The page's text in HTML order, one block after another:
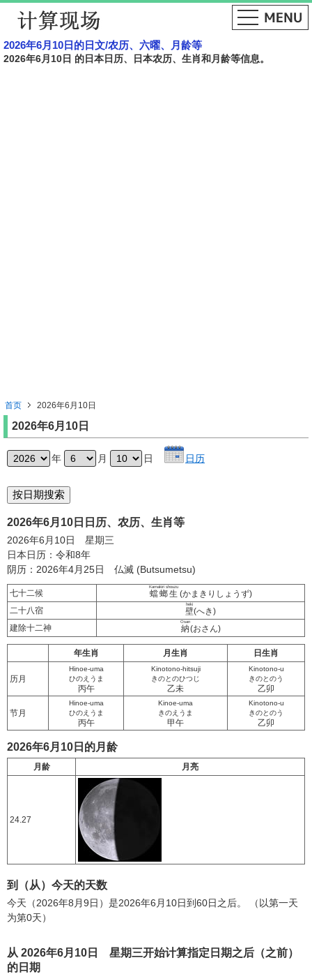
2026年6月10日的日文​​/农历、六曜、月龄等
2026年6月10日 的日本日历、日本农历、生肖和月龄等信息。
首页 2026年6月10日
2026年6月10日
年 月 日 日历
2026年6月10日日历、农历、生肖等
2026年6月10日 星期三
日本日历：令和8年
阴历：2026年4月25日 仏滅 (Butsumetsu)
七十二候 蟷螂生
Kamakiri shouzu
(かまきりしょうず)
二十八宿
壁
heki
(へき)
建除十二神
納
Osan
(おさん)
年生肖 月生肖 日生肖
历月
Hinoe-uma
ひのえうま
丙午
Kinotono-hitsuji
きのとのひつじ
乙未
Kinotono-u
きのとのう
乙卯
节月
Hinoe-uma
ひのえうま
丙午
Kinoe-uma
きのえうま
甲午
Kinotono-u
きのとのう
乙卯
2026年6月10日的月龄
月龄 月亮
24.27
到（从）今天的天数
今天（2026年8月9日）是2026年6月10日到60日之后。 （以第一天
为第0天）
从 2026年6月10日 星期三开始计算指定日期之后（之前）
的日期